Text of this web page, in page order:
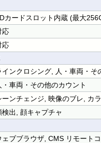
カードスロット内蔵 (最大
応
応
インクロシング, 人・車両・そ
・車両・その他のカウント
ーンチェンジ, 映像のブレ, カ
検出, 顔キャプチャ
ェブブラウザ, CMS リモート